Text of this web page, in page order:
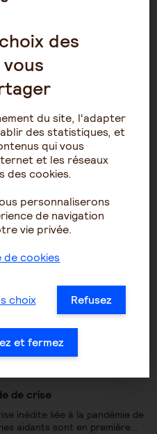
fenêtre
à propos de l'article
de crise
inédite liée à la pandémie de
aidants sont en première…
des
du site, l'adapter
des statistiques, et
qui vous
et les réseaux
des cookies.
personnaliserons
de navigation
vie privée.
de cookies
choix Refusez
et fermez